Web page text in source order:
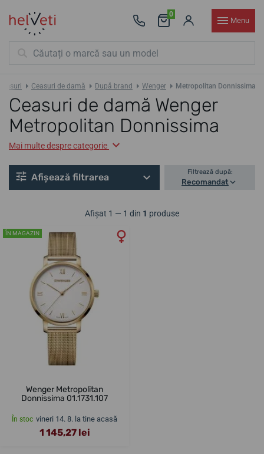
0
Menu
Ceasuri de damă După brand Wenger Metropolitan Donnissima
Ceasuri de damă Wenger
Metropolitan Donnissima
Mai multe despre categorie
Afișează filtrarea Filtrează după:
Recomandat
Afișat 1 — 1 din 1 produse
ÎN MAGAZIN
Wenger Metropolitan
Donnissima 01.1731.107
În stoc vineri 14. 8. la tine acasă
1 145,27 lei